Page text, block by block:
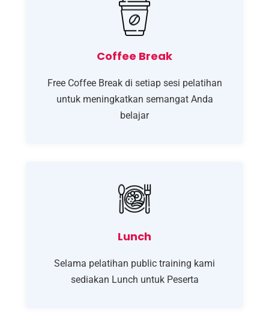
Coffee Break
Free Coffee Break di setiap sesi pelatihan
untuk meningkatkan semangat Anda
belajar
Lunch
Selama pelatihan public training kami
sediakan Lunch untuk Peserta